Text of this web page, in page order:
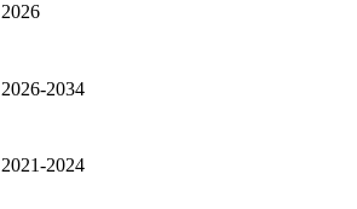
2026
2026-2034
2021-2024